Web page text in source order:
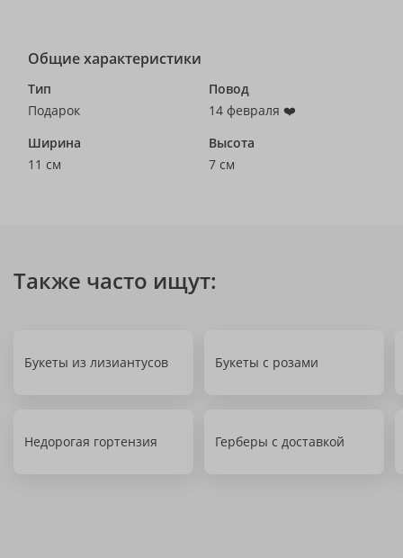
Общие характеристики
Тип
Подарок
Повод
14 февраля ❤️
Ширина
11 см
Высота
7 см
Также часто ищут:
Букеты из лизиантусов Букеты с розами
Недорогая гортензия Герберы с доставкой